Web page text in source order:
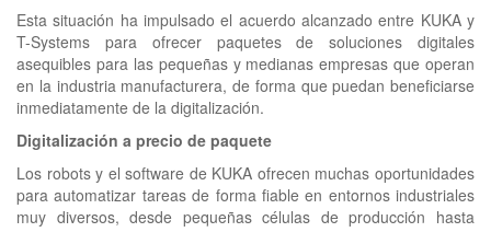
Esta situación ha impulsado el acuerdo alcanzado entre KUKA y
T-Systems para ofrecer paquetes de soluciones digitales
asequibles para las pequeñas y medianas empresas que operan
en la industria manufacturera, de forma que puedan beneficiarse
inmediatamente de la digitalización.
Digitalización a precio de paquete
Los robots y el software de KUKA ofrecen muchas oportunidades
para automatizar tareas de forma fiable en entornos industriales
muy diversos, desde pequeñas células de producción hasta